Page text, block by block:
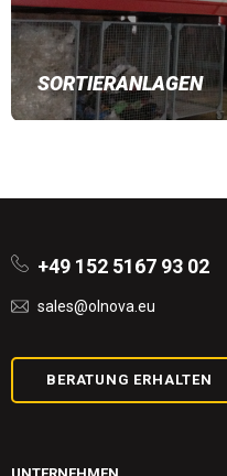
SORTIERANLAGEN
+49 152 5167 93 02
sales@olnova.eu
BERATUNG ERHALTEN